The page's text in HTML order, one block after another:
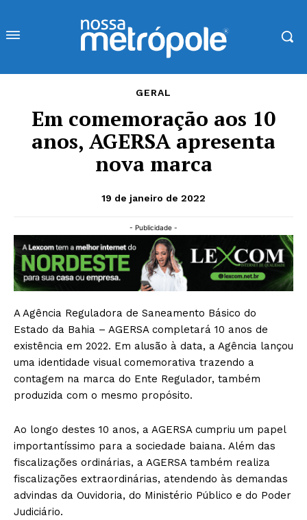
GERAL
Em comemoração aos 10
anos, AGERSA apresenta
nova marca
19 de janeiro de 2022
- Publicidade -
A Agência Reguladora de Saneamento Básico do
Estado da Bahia – AGERSA completará 10 anos de
existência em 2022. Em alusão à data, a Agência lançou
uma identidade visual comemorativa trazendo a
contagem na marca do Ente Regulador, também
produzida com o mesmo propósito.
Ao longo destes 10 anos, a AGERSA cumpriu um papel
importantíssimo para a sociedade baiana. Além das
fiscalizações ordinárias, a AGERSA também realiza
fiscalizações extraordinárias, atendendo às demandas
advindas da Ouvidoria, do Ministério Público e do Poder
Judiciário.